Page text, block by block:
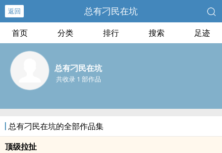
返回 总有刁民在坑
首页 分类 排行 搜索 足迹
总有刁民在坑
共收录 1 部作品
总有刁民在坑的全部作品集
顶级拉扯